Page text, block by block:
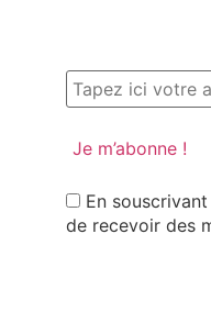
En
de recevoir des